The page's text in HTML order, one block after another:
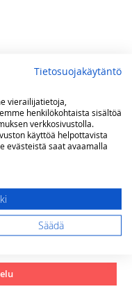
Tietosuojakäytäntö
vierailijatietoja,
henkilökohtaista sisältöä
verkkosivustolla.
käyttöä helpottavista
evästeistä saat avaamalla
Säädä